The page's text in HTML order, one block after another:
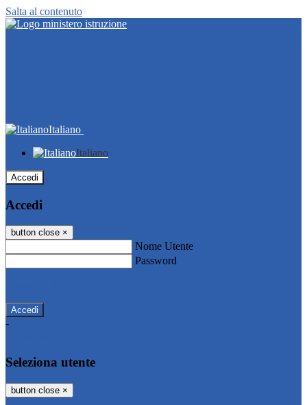
Salta al contenuto
Italiano
Italiano
Accedi
Accedi
button close ×
Nome Utente
Password
-
Seleziona utente
button close ×